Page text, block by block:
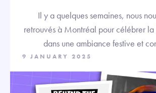
Il y a quelques semaines, nous
retrouvés à Montréal pour célébrer
dans une ambiance festive et
9 JANUARY 2025